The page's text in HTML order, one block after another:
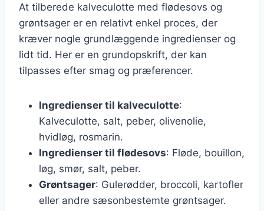
At tilberede kalveculotte med flødesovs og
grøntsager er en relativt enkel proces, der
kræver nogle grundlæggende ingredienser og
lidt tid. Her er en grundopskrift, der kan
tilpasses efter smag og præferencer.
Ingredienser til kalveculotte:
Kalveculotte, salt, peber, olivenolie,
hvidløg, rosmarin.
Ingredienser til flødesovs: Fløde, bouillon,
løg, smør, salt, peber.
Grøntsager: Gulerødder, broccoli, kartofler
eller andre sæsonbestemte grøntsager.